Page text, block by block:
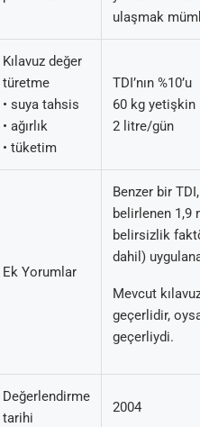
ulaşmak
Kılavuz değer
türetme
• suya tahsis
• ağırlık
• tüketim
TDI’nın %10’u
60 kg yetişkin
2 litre/gün
Ek Yorumlar
Benzer bir
belirlenen 1,9
belirsizlik
dahil)
Mevcut
geçerlidir,
geçerliydi.
Değerlendirme
tarihi
2004